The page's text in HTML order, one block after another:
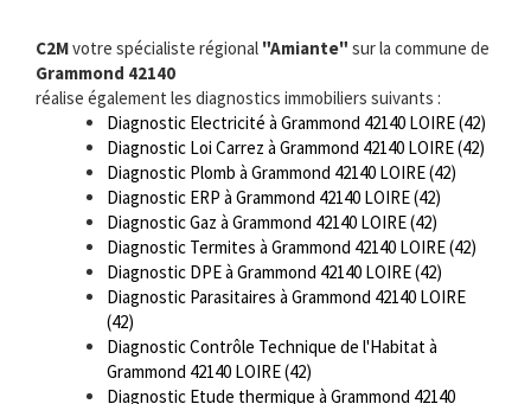
C2Mvotre spécialiste régional "Amiante" sur la commune de
Grammond 42140
réalise également les diagnostics immobiliers suivants :
Diagnostic Electricité à Grammond 42140 LOIRE (42)
Diagnostic Loi Carrez à Grammond 42140 LOIRE (42)
Diagnostic Plomb à Grammond 42140 LOIRE (42)
Diagnostic ERP à Grammond 42140 LOIRE (42)
Diagnostic Gaz à Grammond 42140 LOIRE (42)
Diagnostic Termites à Grammond 42140 LOIRE (42)
Diagnostic DPE à Grammond 42140 LOIRE (42)
Diagnostic Parasitaires à Grammond 42140 LOIRE
(42)
Diagnostic Contrôle Technique de l'Habitat à
Grammond 42140 LOIRE (42)
Diagnostic Etude thermique à Grammond 42140